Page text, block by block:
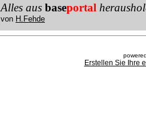
Alles aus baseportal
von H.Fehde
Erstellen Sie Ihre